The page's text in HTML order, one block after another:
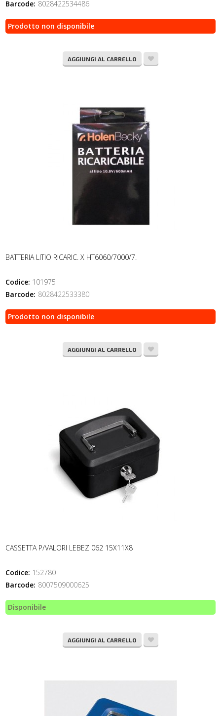
Barcode: 8028422534486
Prodotto non disponibile
AGGIUNGI AL CARRELLO
BATTERIA LITIO RICARIC. X HT6060/7000/7.
Codice: 101975
Barcode: 8028422533380
Prodotto non disponibile
AGGIUNGI AL CARRELLO
CASSETTA P/VALORI LEBEZ 062 15X11X8
Codice: 152780
Barcode: 8007509000625
Disponibile
AGGIUNGI AL CARRELLO